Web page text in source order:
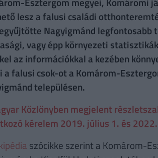
lesz a falusi családi
Nagyigmánd
vagy épp környezeti
az információkkal a kezében
a falusi csok-ot a Komárom-
településen.
Közlönyben megjelent
kérelem 2019. július 1. és
szócikke szerint a Komárom-